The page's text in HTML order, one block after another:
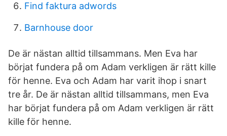
Find faktura adwords
Barnhouse door
De är nästan alltid tillsammans. Men Eva har
börjat fundera på om Adam verkligen är rätt kille
för henne. Eva och Adam har varit ihop i snart
tre år. De är nästan alltid tillsammans, men Eva
har börjat fundera på om Adam verkligen är rätt
kille för henne.